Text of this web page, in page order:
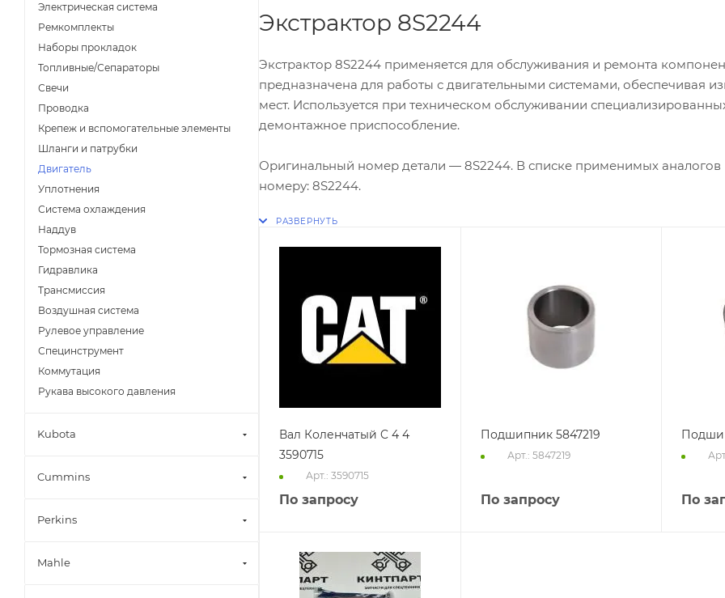
Экстрактор 8S2244
Экстрактор 8S2244 применяется для обслуживания и ремонта
предназначена для работы с двигательными системами, обеспечивая
мест. Используется при техническом обслуживании
демонтажное приспособление.
Оригинальный номер детали — 8S2244. В списке применимых
номеру: 8S2244.
Вал Коленчатый C 4 4
3590715
Арт.: 3590715
По запросу
Подшипник 5847219
Арт.: 5847219
По запросу По
Электрическая система
Ремкомплекты
Наборы прокладок
Топливные/Сепараторы
Свечи
Проводка
Крепеж и вспомогательные элементы
Шланги и патрубки
Двигатель
Уплотнения
Система охлаждения
Наддув
Тормозная система
Гидравлика
Трансмиссия
Воздушная система
Рулевое управление
Специнструмент
Коммутация
Рукава высокого давления
Kubota
Cummins
Perkins
Mahle